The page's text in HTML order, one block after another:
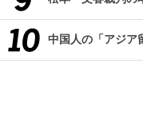
中国人の「アジア